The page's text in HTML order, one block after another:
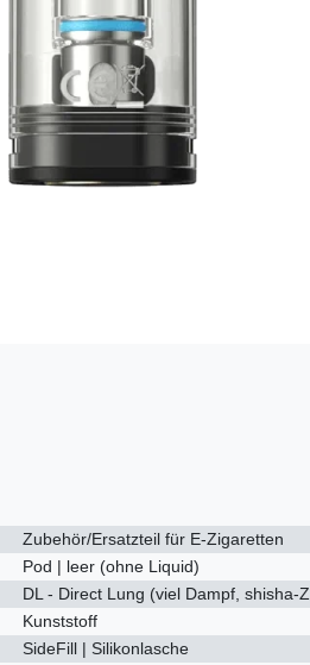
Zubehör/Ersatzteil für E-Zigaretten
Pod | leer (ohne Liquid)
DL - Direct Lung (viel Dampf, shisha-
Kunststoff
SideFill | Silikonlasche